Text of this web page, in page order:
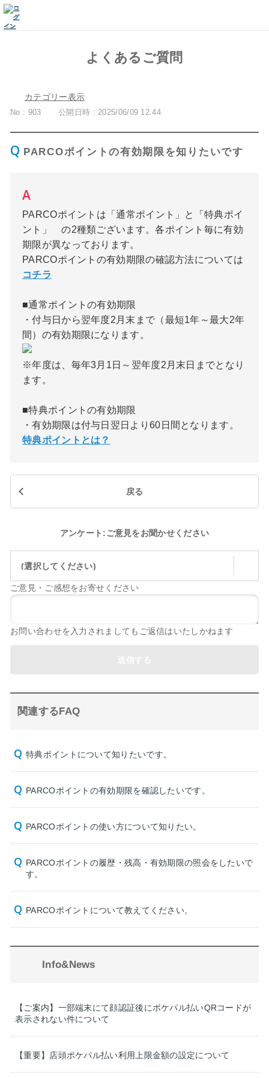
よくあるご質問
カテゴリー表示
No : 903 公開日時 : 2025/06/09 12:44
PARCOポイントの有効期限を知りたいです
PARCOポイントは「通常ポイント」と「特典ポイ
ント」 の2種類ございます。各ポイント毎に有効
期限が異なっております。
PARCOポイントの有効期限の確認方法については
コチラ
■通常ポイントの有効期限
・付与日から翌年度2月末まで（最短1年～最大2年
間）の有効期限になります。
※年度は、毎年3月1日～翌年度2月末日までとなり
ます。
■特典ポイントの有効期限
・有効期限は付与日翌日より60日間となります。
特典ポイントとは？
戻る
アンケート:ご意見をお聞かせください
(選択してください)
ご意見・ご感想をお寄せください
お問い合わせを入力されましてもご返信はいたしかねます
関連するFAQ
特典ポイントについて知りたいです。
PARCOポイントの有効期限を確認したいです。
PARCOポイントの使い方について知りたい。
PARCOポイントの履歴・残高・有効期限の照会をしたいで
す。
PARCOポイントについて教えてください。
Info&News
【ご案内】一部端末にて顔認証後にポケパル払いQRコードが
表示されない件について
【重要】店頭ポケパル払い利用上限金額の設定について